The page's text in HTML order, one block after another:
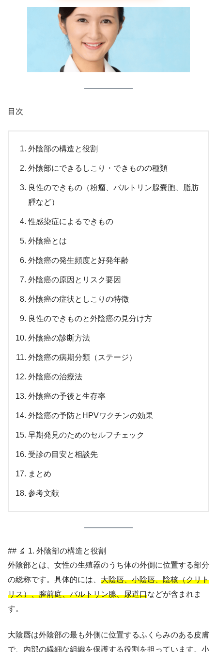
目次
外陰部の構造と役割
外陰部にできるしこり・できものの種類
良性のできもの（粉瘤、バルトリン腺嚢胞、脂肪
腫など）
性感染症によるできもの
外陰癌とは
外陰癌の発生頻度と好発年齢
外陰癌の原因とリスク要因
外陰癌の症状としこりの特徴
良性のできものと外陰癌の見分け方
外陰癌の診断方法
外陰癌の病期分類（ステージ）
外陰癌の治療法
外陰癌の予後と生存率
外陰癌の予防とHPVワクチンの効果
早期発見のためのセルフチェック
受診の目安と相談先
まとめ
参考文献
## 🔬 1. 外陰部の構造と役割
外陰部とは、女性の生殖器のうち体の外側に位置する部分
の総称です。具体的には、 大陰唇、小陰唇、陰核（クリト
リス）、膣前庭、バルトリン腺、尿道口などが含まれま
す。
大陰唇は外陰部の最も外側に位置するふくらみのある皮膚
で、内部の繊細な組織を保護する役割を担っています。小